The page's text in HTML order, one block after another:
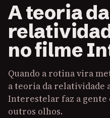
A teoria da
no filme
Quando a rotina vira
a teoria da relatividade
Interestelar faz a
outros olhos.